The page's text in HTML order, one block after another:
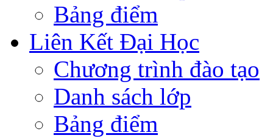
Bảng điểm
Liên Kết Đại Học
Chương trình đào tạo
Danh sách lớp
Bảng điểm